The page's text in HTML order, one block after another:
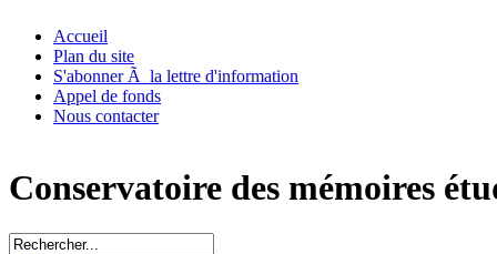
Accueil
Plan du site
S'abonner Ã la lettre d'information
Appel de fonds
Nous contacter
Conservatoire des mémoires